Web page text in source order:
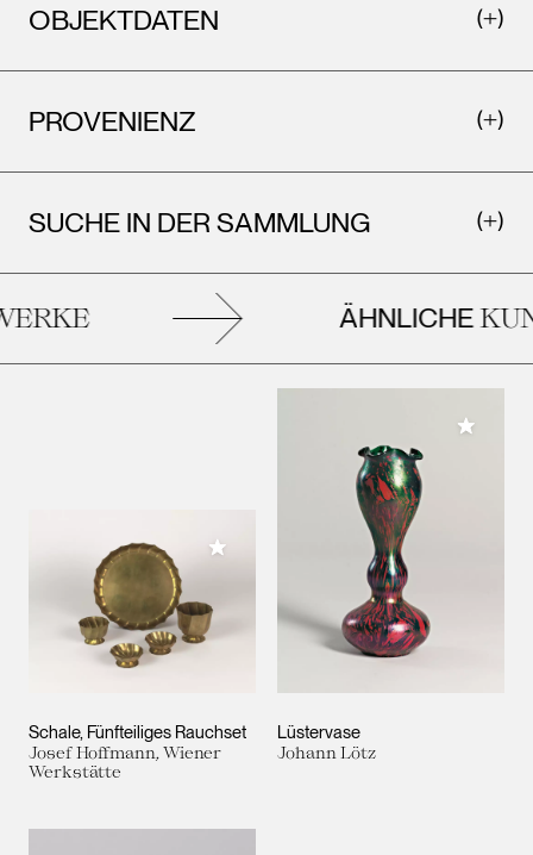
OBJEKTDATEN
PROVENIENZ
SUCHE IN DER SAMMLUNG
ÄHNLICHE
Schale, Fünfteiliges Rauchset
Josef Hoffmann, Wiener
Werkstätte
Meiner Sammlung hinzufügen
Lüstervase
Johann Lötz
Meiner